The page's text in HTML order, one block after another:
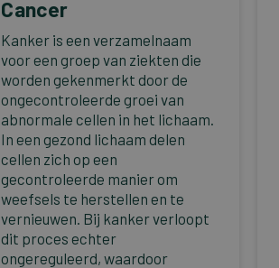
Cancer
Kanker is een verzamelnaam
voor een groep van ziekten die
worden gekenmerkt door de
ongecontroleerde groei van
abnormale cellen in het lichaam.
In een gezond lichaam delen
cellen zich op een
gecontroleerde manier om
weefsels te herstellen en te
vernieuwen. Bij kanker verloopt
dit proces echter
ongereguleerd, waardoor